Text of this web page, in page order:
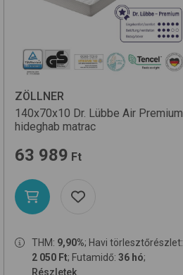
ZÖLLNER
140x70x10 Dr. Lübbe Air Premium
hideghab matrac
63 989 Ft
THM: 9,90%; Havi törlesztőrészlet:
2 050 Ft; Futamidő: 36 hó;
Részletek